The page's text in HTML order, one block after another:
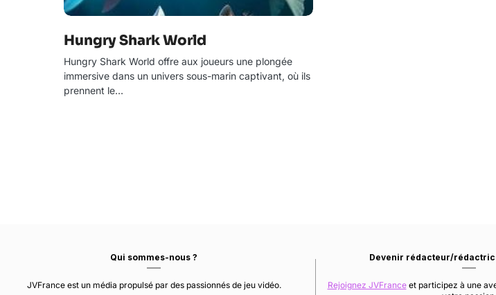
Hungry Shark World
Hungry Shark World offre aux joueurs une plongée
immersive dans un univers sous-marin captivant, où ils
prennent le…
Qui sommes-nous ?
JVFrance est un média propulsé par des passionnés de jeu vidéo.
Devenir rédacteur/
Rejoignez JVFranceet participez à une